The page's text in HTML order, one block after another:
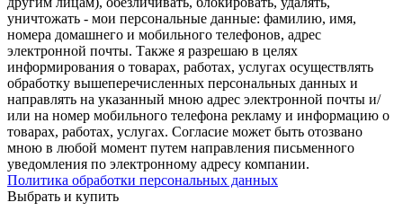
уничтожать - мои персональные данные: фамилию, имя,
номера домашнего и мобильного телефонов, адрес
электронной почты. Также я разрешаю в целях
информирования о товарах, работах, услугах осуществлять
обработку вышеперечисленных персональных данных и
направлять на указанный мною адрес электронной почты и/
или на номер мобильного телефона рекламу и информацию о
товарах, работах, услугах. Согласие может быть отозвано
мною в любой момент путем направления письменного
уведомления по электронному адресу компании.
Политика обработки персональных данных
Выбрать и купить